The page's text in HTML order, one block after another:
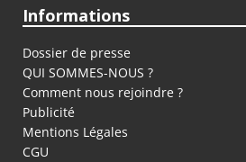
Informations
Dossier de presse
QUI SOMMES-NOUS ?
Comment nous rejoindre ?
Publicité
Mentions Légales
CGU